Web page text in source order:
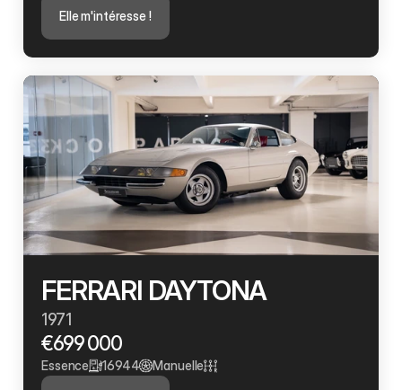
Elle m'intéresse !
FERRARI DAYTONA
1971
€699 000
Essence 16944 Manuelle